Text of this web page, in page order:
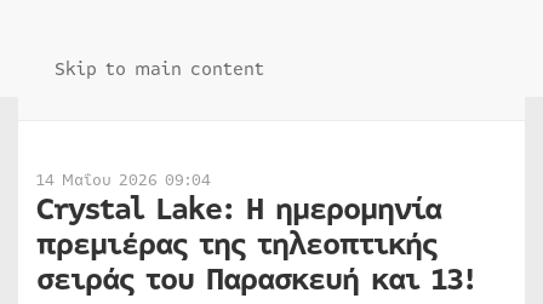
Skip to main content
14 Μαΐου 2026 09:04
Crystal Lake: Η ημερομηνία
πρεμιέρας της τηλεοπτικής
σειράς του Παρασκευή και 13!